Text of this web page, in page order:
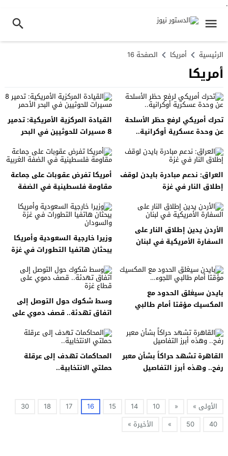
.
الرئيسية أمريكا الصفحة 16
أمريكا
تحرك أمريكي لرفع حظر الأسلحة
عن وحدة عسكرية أوكرانية..
القيادة المركزية الأمريكية: تدمير
8 مسيرات للحوثيين في البحر
العراق: ندعم مبادرة بايدن لوقف
إطلاق النار في غزة
أمريكا تفرض عقوبات على جماعة
مقاومة فلسطينية في الضفة
الأردن يدين إطلاق النار على
السفارة الأمريكية في لبنان
وزيرا خارجية السعودية وأمريكا
يبحثان هاتفيا التطورات في غزة
بايدن سيغلق الحدود مع
المكسيك مؤقتا أمام طالبي
وسط شكوك حول التوصل إلى
اتفاق تهدئة.. قصف دموي على
القاهرة تشهد حراكاً بشأن معبر
رفح.. وهذه أبرز التفاصيل
المحاكمات تهدف إلى عرقلة
حملتي الانتخابية..
الأولى » «
10
14
15
16
17
18
30
40
50
» الأخيرة »